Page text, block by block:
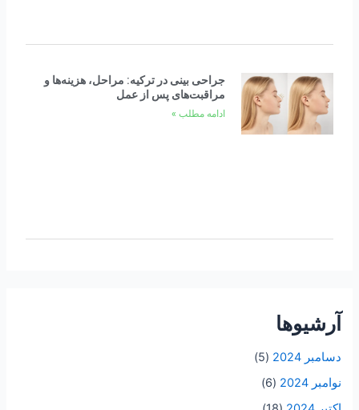
جراحی بینی در ترکیه: مراحل، هزینه‌ها و
مراقبت‌های پس از عمل
ادامه مطلب »
آرشیوها
دسامبر 2024
(5)
نوامبر 2024
(6)